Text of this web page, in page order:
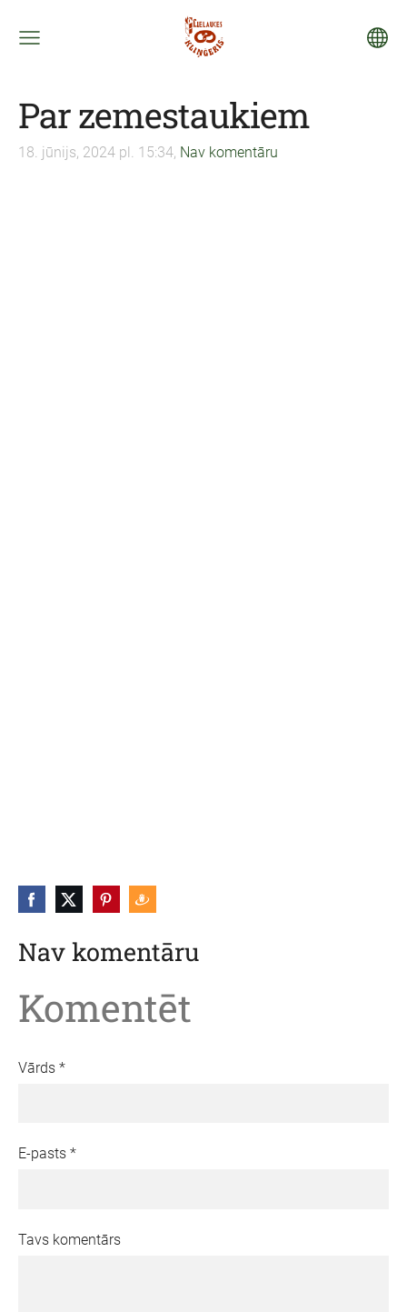
Par zemestaukiem
18. jūnijs, 2024 pl. 15:34, Nav komentāru
Nav komentāru
Komentēt
Vārds *
E-pasts *
Tavs komentārs